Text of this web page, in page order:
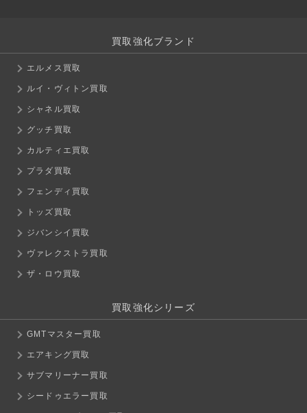
買取強化ブランド
エルメス買取
ルイ・ヴィトン買取
シャネル買取
グッチ買取
カルティエ買取
プラダ買取
フェンディ買取
トッズ買取
ジバンシイ買取
ヴァレクストラ買取
ザ・ロウ買取
買取強化シリーズ
GMTマスター買取
エアキング買取
サブマリーナー買取
シードゥエラー買取